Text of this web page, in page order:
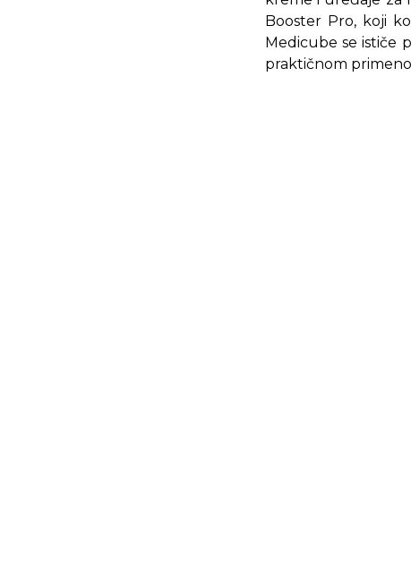
Booster Pro, koji
Medicube se ističe
praktičnom